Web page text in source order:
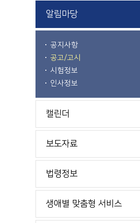
왼쪽메뉴
알림마당
공지사항
공고/고시
시험정보
인사정보
캘린더
보도자료
법령정보
생애별 맞춤형 서비스